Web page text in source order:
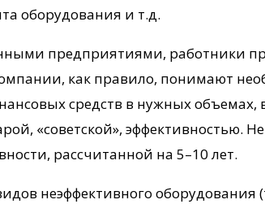
оборудования и т.д.
предприятиями, работники
как правило, понимают
средств в нужных
«советской», эффективностью.
рассчитанной на 5–10 лет.
неэффективного оборудования